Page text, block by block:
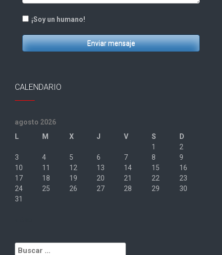
¡Soy un humano!
Enviar mensaje
CALENDARIO
agosto 2026
L
M X J V S
D
1
2
3
4 5 6 7 8
9
10
11 12 13 14 15
16
17
18 19 20 21 22
23
24
25 26 27 28 29
30
31
Buscar: